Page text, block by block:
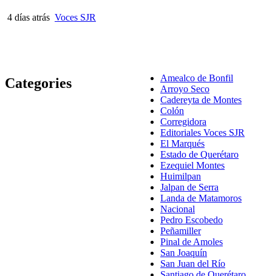
4 días atrás Voces SJR
Categories
Amealco de Bonfil
Arroyo Seco
Cadereyta de Montes
Colón
Corregidora
Editoriales Voces SJR
El Marqués
Estado de Querétaro
Ezequiel Montes
Huimilpan
Jalpan de Serra
Landa de Matamoros
Nacional
Pedro Escobedo
Peñamiller
Pinal de Amoles
San Joaquín
San Juan del Río